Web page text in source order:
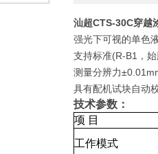
汕超CTS-30C穿越
强光下可视的单色
支持标准(R-B1，
测量分辨力
具有配机试块自动
技术参数：
项 目
工作模式